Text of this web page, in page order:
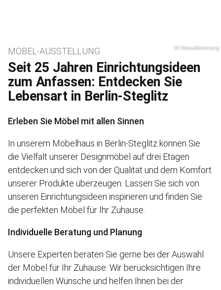
Seit 25 Jahren Einrichtungsideen
zum Anfassen: Entdecken Sie
Lebensart in Berlin-Steglitz
MÖBEL-AUSSTELLUNG
Erleben Sie Möbel mit allen Sinnen
In unserem Möbelhaus in Berlin-Steglitz können Sie
die Vielfalt unserer Designmöbel auf drei Etagen
entdecken und sich von der Qualität und dem Komfort
unserer Produkte überzeugen. Lassen Sie sich von
unseren Einrichtungsideen inspirieren und finden Sie
die perfekten Möbel für Ihr Zuhause.
Individuelle Beratung und Planung
Unsere Experten beraten Sie gerne bei der Auswahl
der Möbel für Ihr Zuhause. Wir berücksichtigen Ihre
individuellen Wünsche und helfen Ihnen bei der